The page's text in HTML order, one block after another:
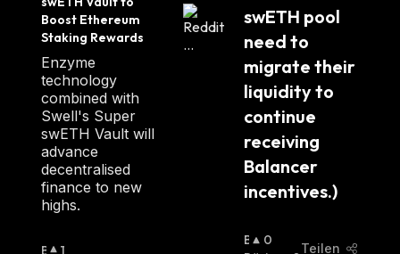
Boost Ethereum
Staking Rewards
Enzyme
technology
combined with
Swell's Super
swETH Vault will
advance
decentralised
finance to new
highs.
B 1
swETH pool
need to
migrate their
liquidity to
continue
receiving
Balancer
incentives.)
B
0
Teilen